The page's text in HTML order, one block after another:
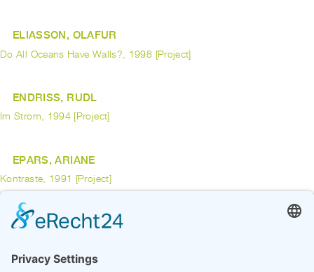
ELIASSON, OLAFUR
Do All Oceans Have Walls?, 1998 [Project]
ENDRISS, RUDL
Im Strom, 1994 [Project]
EPARS, ARIANE
Kontraste, 1991 [Project]
ERCAN, FETHI
Dorfplatz, 1981 [Work]